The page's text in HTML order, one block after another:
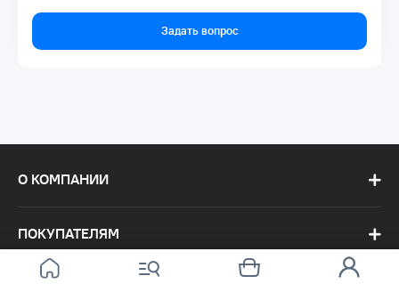
Задать вопрос
О КОМПАНИИ
ПОКУПАТЕЛЯМ